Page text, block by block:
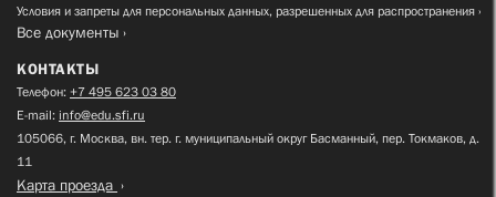
Условия и запреты для персональных данных, разрешенных для распространения
Все документы
КОНТАКТЫ
Телефон: +7 495 623 03 80
E-mail: info@edu.sfi.ru
105066, г. Москва, вн. тер. г. муниципальный округ Басманный, пер. Токмаков, д.
11
Карта проезда